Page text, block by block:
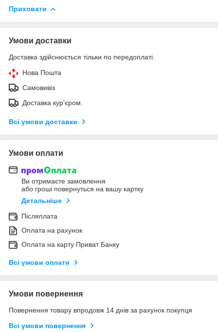
Приховати
Умови доставки
Доставка здійснюється тільки по передоплаті.
Нова Пошта
Самовивіз
Доставка кур'єром.
Всі умови доставки
Умови оплати
Ви отримаєте замовлення
або гроші повернуться на вашу картку
Детальніше
Післяплата
Оплата на рахунок
Оплата на карту Приват Банку
Всі умови оплати
Умови повернення
Повернення товару впродовж 14 днів за рахунок покупця
Всі умови повернення